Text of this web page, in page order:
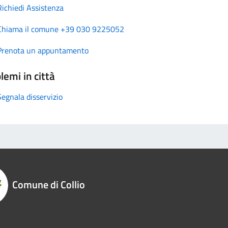
Assistenza
il comune +39 030 9225052
un appuntamento
in città
disservizio
Comune di Collio